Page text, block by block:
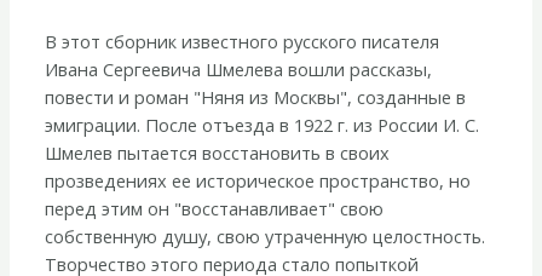
В этот сборник известного русского писателя
Ивана Сергеевича Шмелева вошли рассказы,
повести и роман "Няня из Москвы", созданные в
эмиграции. После отъезда в 1922 г. из России И. С.
Шмелев пытается восстановить в своих
прозведениях ее историческое пространство, но
перед этим он "восстанавливает" свою
собственную душу, свою утраченную целостность.
Творчество этого периода стало попыткой